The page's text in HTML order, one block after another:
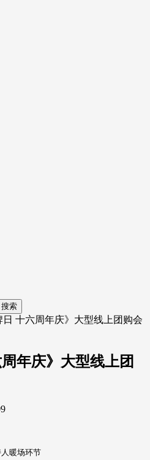
日 十六周年庆》大型线上团购会
年庆》大型线上团
暖场环节